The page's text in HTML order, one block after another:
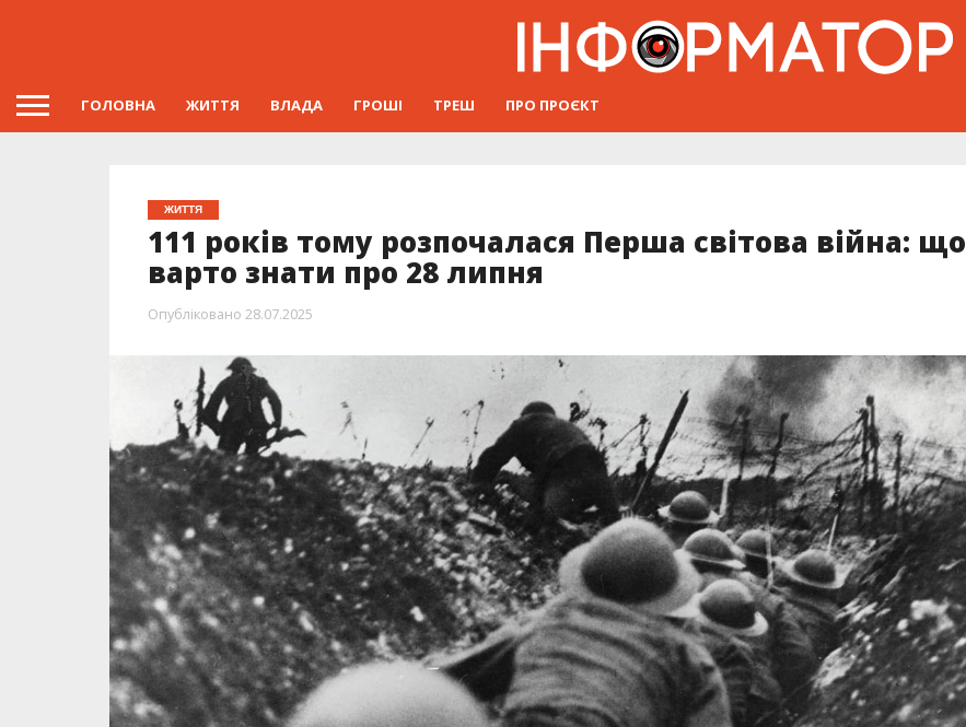
ГОЛОВНА ЖИТТЯ ВЛАДА ГРОШІ ТРЕШ ПРО ПРОЄКТ
ЖИТТЯ
111 років тому розпочалася Перша світова війна: що
варто знати про 28 липня
Опубліковано 28.07.2025